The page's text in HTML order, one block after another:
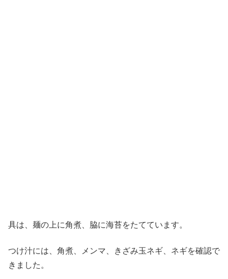
具は、麺の上に角煮、脇に海苔をたてています。
つけ汁には、角煮、メンマ、きざみ玉ネギ、ネギを確認で
きました。